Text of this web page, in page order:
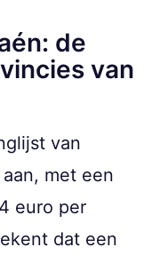
de
van
van
met een
euro per
dat een